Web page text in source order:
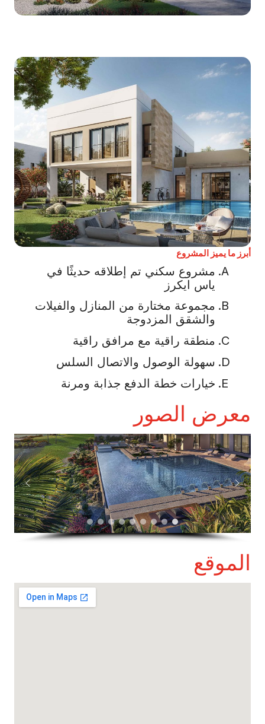
أبرز ما يميز المشروع
مشروع سكني تم إطلاقه حديثًا في
ياس ايكرز
مجموعة مختارة من المنازل والفيلات
والشقق المزدوجة
منطقة راقية مع مرافق راقية
سهولة الوصول والاتصال السلس
خيارات خطة الدفع جذابة ومرنة
معرض الصور
الموقع